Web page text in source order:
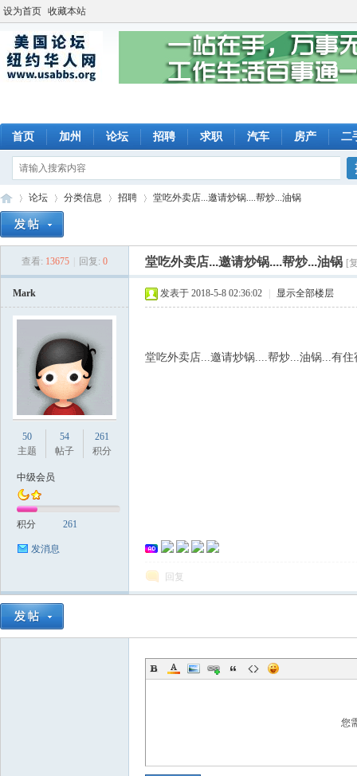
设为首页 收藏本站
首页 加州 论坛 招聘 求职 汽车 房产 二
论坛
›
分类信息
›
招聘 堂吃外卖店...邀请炒锅....帮炒...油锅
查看: 13675 回复: 0 堂吃外卖店...邀请炒锅....帮炒...油锅 [
Mark
50
主题
54
帖子
261
积分
中级会员
积分 261
发消息
发表于 2018-5-8 02:36:02 显示全部楼层
堂吃外卖店...邀请炒锅....帮炒...油锅...有住
回复
您